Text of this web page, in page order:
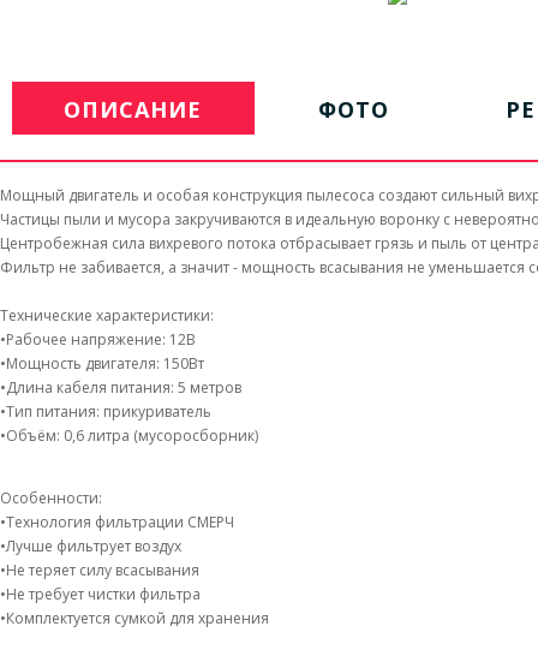
ОПИСАНИЕ ФОТО
Мощный двигатель и особая конструкция пылесоса создают сильный
Частицы пыли и мусора закручиваются в идеальную воронку с
Центробежная сила вихревого потока отбрасывает грязь и пыль от
Фильтр не забивается, а значит - мощность всасывания не уменьшается
Технические характеристики:
•Рабочее напряжение: 12В
•Мощность двигателя: 150Вт
•Длина кабеля питания: 5 метров
•Тип питания: прикуриватель
•Объём: 0,6 литра (мусоросборник)
Особенности:
•Технология фильтрации СМЕРЧ
•Лучше фильтрует воздух
•Не теряет силу всасывания
•Не требует чистки фильтра
•Комплектуется сумкой для хранения